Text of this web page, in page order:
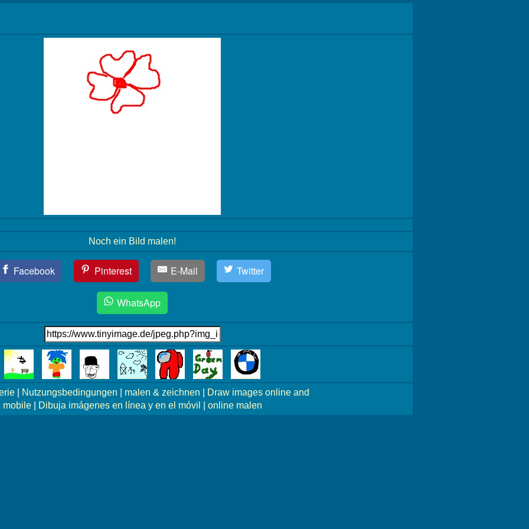
Noch ein Bild malen!
Facebook Pinterest E-Mail Twitter
WhatsApp
Nutzungsbedingungen malen & zeichnen
Draw images online and
mobile| Dibuja imágenes en línea y en el móvil online malen